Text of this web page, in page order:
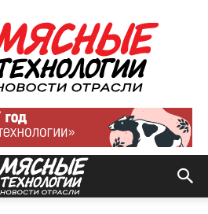
Мясные
технологии
|
Новости
отрасли